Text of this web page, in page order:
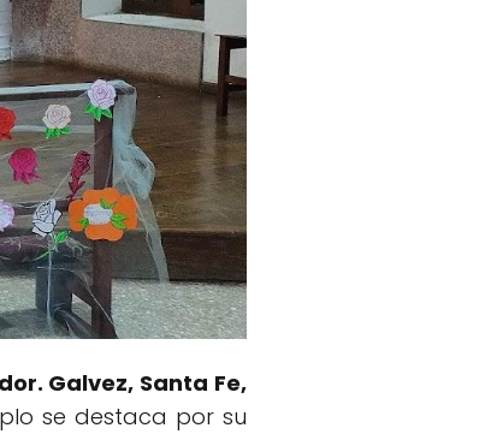
Galvez, Santa Fe,
se destaca por su